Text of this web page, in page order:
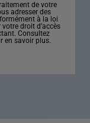
de votre
adresser des
à la loi
droit d’accès
Consultez
en savoir plus.